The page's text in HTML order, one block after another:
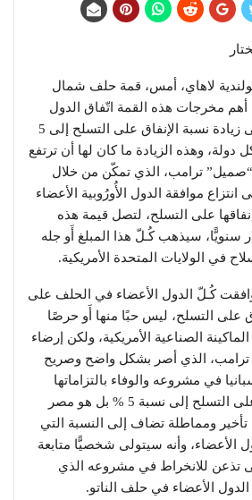
لاهاي، أمس، قمة حلف شمال
أهم مخرجات هذه القمة اتّفاق الدول
الأعضاء في الحلف على زيادة نسبة الإنفاق على التسلح إلى 5
دولة، وهذه الزيادة ما كان لها أن ترتفع
“صميل” ترامب، الذي تمكّن من خلال
موافقة الدول الأُورُوبية الأعضاء
على التسلح، لتصل قيمة هذه
سنويًّا، سيذهب كُـلّ هذا المبلغ أَو جله
في الولايات المتحدة الأمريكية.
وافقت كُـلّ الدول الأعضاء في الحلف على
على التسلح، ليس حبًا منها أَو حرصًا
الصناعية الأمريكية، ولكن إرضاء
ترامب، الذي أصر بشكل واضح وصريح
في مشروعه والوفاء بالتزاماتها
المالية بزيادة الإنفاق على التسلح إلى نسبة 5 % بل هو مصر
تأخير ومماطلة تضاف إلى النسبة التي
الأعضاء، وأنه سيتولى شخصيًّا متابعة
تذعن للانخراط في مشروعه الذي
الأعضاء في حلف الناتو.